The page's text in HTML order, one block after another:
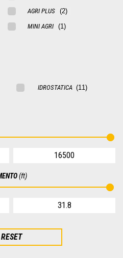
AGRI PLUS
MINI AGRI
IDROSTATICA
(ft)
RESET